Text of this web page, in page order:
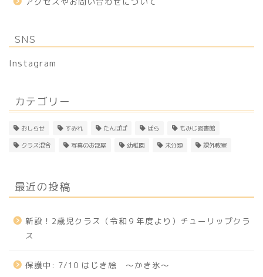
SNS
Instagram
カテゴリー
おしらせ すみれ たんぽぽ ばら もみじ図書館
クラス混合 写真のお部屋 幼稚園 未分類 課外教室
最近の投稿
新設！2歳児クラス（令和９年度より）チューリップクラ
ス
保護中: 7/10 はじき絵 〜かき氷〜